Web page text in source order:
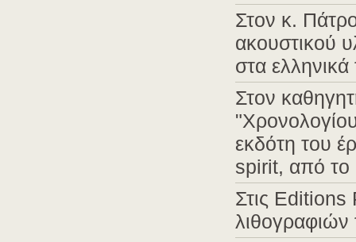
Στον κ.
ακουστικού
στα
Στον
εκδότη του
spirit, από το
Στις
λιθογραφιών